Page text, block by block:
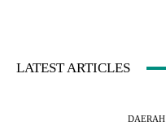
LATEST ARTICLES
DAERAH